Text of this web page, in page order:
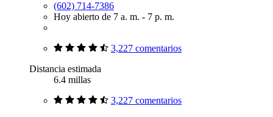
(602) 714-7386
Hoy abierto de 7 a. m. - 7 p. m.
3,227 comentarios
Distancia estimada
6.4 millas
3,227 comentarios